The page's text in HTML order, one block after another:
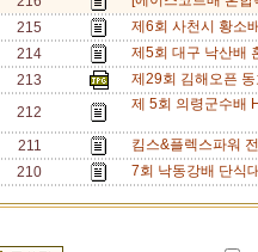
215
제6회 사천시 황소
214
제5회 대구 낙산배
213
제29회 김해오픈
212
제 5회 의령군수배
211
킴스&플렉스파워
210
7회 낙동강배 단식